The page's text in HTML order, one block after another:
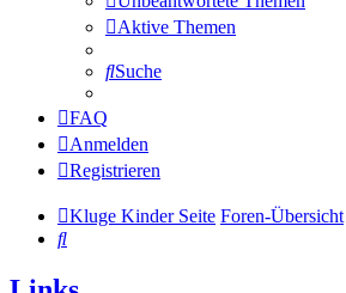
Aktive Themen
Suche
FAQ
Anmelden
Registrieren
Kluge Kinder Seite Foren-Übersicht
Suche